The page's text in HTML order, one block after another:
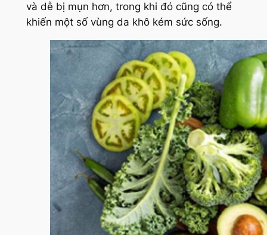
và dễ bị mụn hơn, trong khi đó cũng có thể
khiến một số vùng da khô kém sức sống.